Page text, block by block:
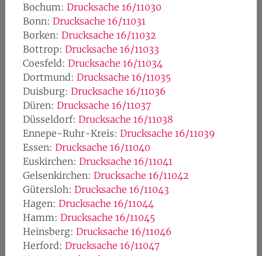
Bochum: Drucksache 16/11030
Bonn: Drucksache 16/11031
Borken: Drucksache 16/11032
Bottrop: Drucksache 16/11033
Coesfeld: Drucksache 16/11034
Dortmund: Drucksache 16/11035
Duisburg: Drucksache 16/11036
Düren: Drucksache 16/11037
Düsseldorf: Drucksache 16/11038
Ennepe-Ruhr-Kreis: Drucksache 16/11039
Essen: Drucksache 16/11040
Euskirchen: Drucksache 16/11041
Gelsenkirchen: Drucksache 16/11042
Gütersloh: Drucksache 16/11043
Hagen: Drucksache 16/11044
Hamm: Drucksache 16/11045
Heinsberg: Drucksache 16/11046
Herford: Drucksache 16/11047